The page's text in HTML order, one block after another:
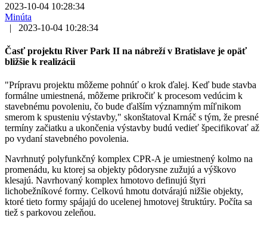
2023-10-04 10:28:34
Minúta
|
2023-10-04 10:28:34
Časť projektu River Park II na nábreží v Bratislave je opäť
bližšie k realizácii
"Prípravu projektu môžeme pohnúť o krok ďalej. Keď bude stavba
formálne umiestnená, môžeme prikročiť k procesom vedúcim k
stavebnému povoleniu, čo bude ďalším významným míľnikom
smerom k spusteniu výstavby," skonštatoval Krnáč s tým, že presné
termíny začiatku a ukončenia výstavby budú vedieť špecifikovať až
po vydaní stavebného povolenia.
Navrhnutý polyfunkčný komplex CPR-A je umiestnený kolmo na
promenádu, ku ktorej sa objekty pôdorysne zužujú a výškovo
klesajú. Navrhovaný komplex hmotovo definujú štyri
lichobežníkové formy. Celkovú hmotu dotvárajú nižšie objekty,
ktoré tieto formy spájajú do ucelenej hmotovej štruktúry. Počíta sa
tiež s parkovou zeleňou.